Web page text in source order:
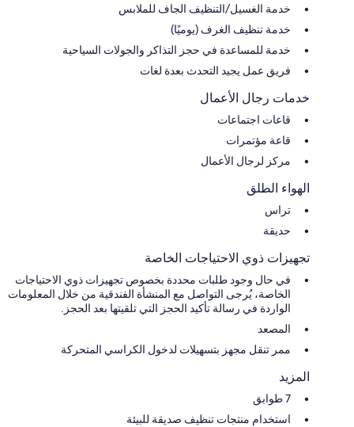
خدمة الغسيل/التنظيف الجاف للملابس
خدمة تنظيف الغرف (يوميًا)
خدمة للمساعدة في حجز التذاكر والجولات السياحية
فريق عمل يجيد التحدث بعدة لغات
خدمات رجال الأعمال
قاعات اجتماعات
قاعة مؤتمرات
مركز لرجال الأعمال
الهواء الطلق
تراس
حديقة
تجهيزات ذوي الاحتياجات الخاصة
في حال وجود طلبات محددة بخصوص تجهيزات ذوي الاحتياجات
الخاصة، يُرجى التواصل مع المنشأة الفندقية من خلال المعلومات
الواردة في رسالة تأكيد الحجز التي تلقيتها بعد الحجز.
المصعد
ممر تنقل مجهز بتسهيلات لدخول الكراسي المتحركة
المزيد
7 طوابق
استخدام منتجات تنظيف صديقة للبيئة